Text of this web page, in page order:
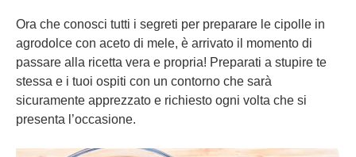
Ora che conosci tutti i segreti per preparare le cipolle in
agrodolce con aceto di mele, è arrivato il momento di
passare alla ricetta vera e propria! Preparati a stupire te
stessa e i tuoi ospiti con un contorno che sarà
sicuramente apprezzato e richiesto ogni volta che si
presenta l’occasione.